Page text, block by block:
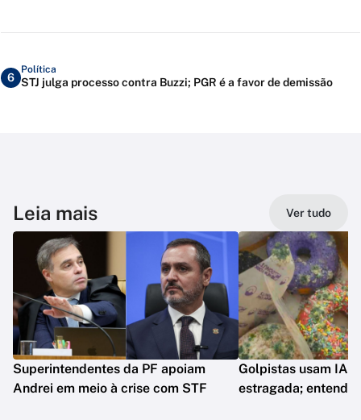
6
Política
STJ julga processo contra Buzzi; PGR é a favor de demissão
Leia mais Ver tudo
Superintendentes da PF apoiam
Andrei em meio à crise com STF
Golpistas usam IA
estragada; entenda